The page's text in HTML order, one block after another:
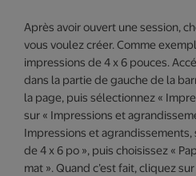
Après avoir ouvert une session,
vous voulez créer. Comme
impressions de 4 x 6 pouces.
dans la partie de gauche de la
la page, puis sélectionnez «
sur « Impressions et
Impressions et
de 4 x 6 po », puis choisissez «
mat ». Quand c’est fait, cliquez